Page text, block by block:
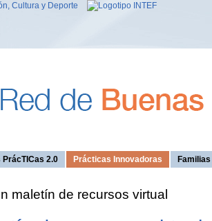
PrácTICas 2.0 Prácticas Innovadoras
maletín de recursos virtual